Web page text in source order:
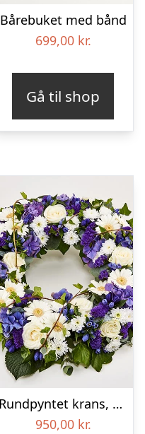
Bårebuket med bånd
699,00 kr.
Gå til shop
Rundpyntet krans, blå og hvid – Blomster til begravelse
950,00 kr.